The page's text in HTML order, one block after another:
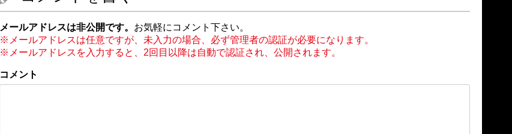
メールアドレスは非公開です。 お気軽にコメント下さい。
※メールアドレスは任意ですが、未入力の場合、必ず管理者の認証が必要になります。
※メールアドレスを入力すると、2回目以降は自動で認証され、公開されます。
コメント